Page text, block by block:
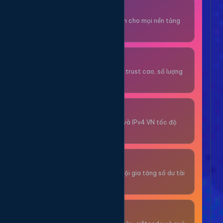
Nhận code xác minh cho mọi nền tảng
Tài khoản gmail cổ, trust cao, số lượng
Proxy dân cư xoay và IPv4 VN tốc độ
Thư giãn và có cơ hội gia tăng số dư tài